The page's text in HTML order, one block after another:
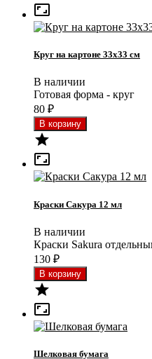

Круг на картоне 33x33 см
В наличии
Готовая форма - круг
80 ₽


Краски Сакура 12 мл
В наличии
Краски Sakura
130 ₽


Шелковая бумага